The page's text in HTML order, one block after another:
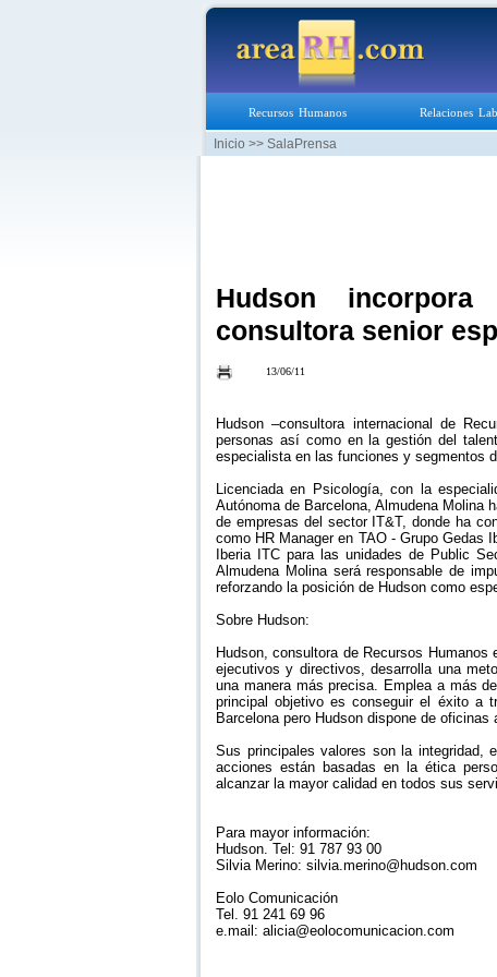
Recursos Humanos Relaciones
Inicio >> SalaPrensa
Hudson
consultora senior
13/06/11
Hudson –consultora internacional de
personas así como en la gestión del
especialista en las funciones y segmentos
Licenciada en Psicología, con la
Autónoma de Barcelona, Almudena Molina
de empresas del sector IT&T, donde ha
como HR Manager en TAO - Grupo Gedas
Iberia ITC para las unidades de Public
Almudena Molina será responsable de
reforzando la posición de Hudson como
Sobre Hudson:
Hudson, consultora de Recursos
ejecutivos y directivos, desarrolla una
una manera más precisa. Emplea a más
principal objetivo es conseguir el éxito a
Barcelona pero Hudson dispone de
Sus principales valores son la integridad,
acciones están basadas en la ética
alcanzar la mayor calidad en todos sus
Para mayor información:
Hudson. Tel: 91 787 93 00
Silvia Merino: silvia.merino@hudson.com
Eolo Comunicación
Tel. 91 241 69 96
e.mail: alicia@eolocomunicacion.com